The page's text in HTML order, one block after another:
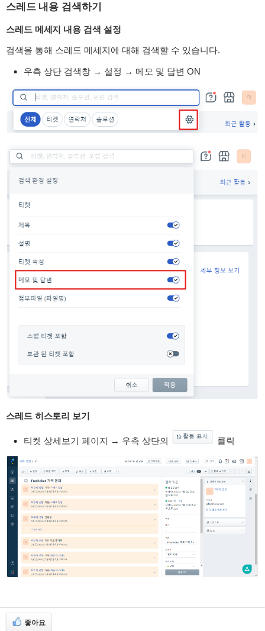
스레드 내용 검색하기
스레드 메세지 내용 검색 설정
검색을 통해 스레드 메세지에 대해 검색할 수 있습니다.
우측 상단 검색창 → 설정 → 메모 및 답변 ON
스레드 히스토리 보기
티켓 상세보기 페이지 → 우측 상단의 클릭
좋아요